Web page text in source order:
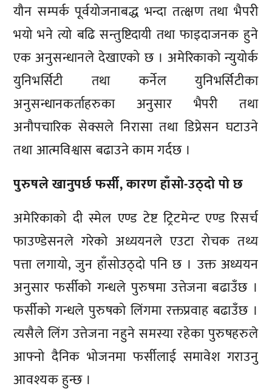
यौन सम्पर्क पूर्वयोजनाबद्ध भन्दा तत्क्षण तथा भैपरी
भयो भने त्यो बढि सन्तुष्टिदायी तथा फाइदाजनक हुने
एक अनुसन्धानले देखाएको छ । अमेरिकाको न्युयोर्क
युनिभर्सिटी तथा कर्नेल युनिभर्सिटीका
अनुसन्धानकर्ताहरुका अनुसार भैपरी तथा
अनौपचारिक सेक्सले निरासा तथा डिप्रेसन घटाउने
तथा आत्मविश्वास बढाउने काम गर्दछ ।
पुरुषले खानुपर्छ फर्सी, कारण हाँसो-उठ्दो पो छ
अमेरिकाको दी स्मेल एण्ड टेष्ट ट्रिटमेन्ट एण्ड रिसर्च
फाउण्डेसनले गरेको अध्ययनले एउटा रोचक तथ्य
पत्ता लगायो, जुन हाँसोउठ्दो पनि छ । उक्त अध्ययन
अनुसार फर्सीको गन्धले पुरुषमा उत्तेजना बढाउँछ ।
फर्सीको गन्धले पुरुषको लिंगमा रक्तप्रवाह बढाउँछ ।
त्यसैले लिंग उत्तेजना नहुने समस्या रहेका पुरुषहरुले
आफ्नो दैनिक भोजनमा फर्सीलाई समावेश गराउनु
आवश्यक हुन्छ ।